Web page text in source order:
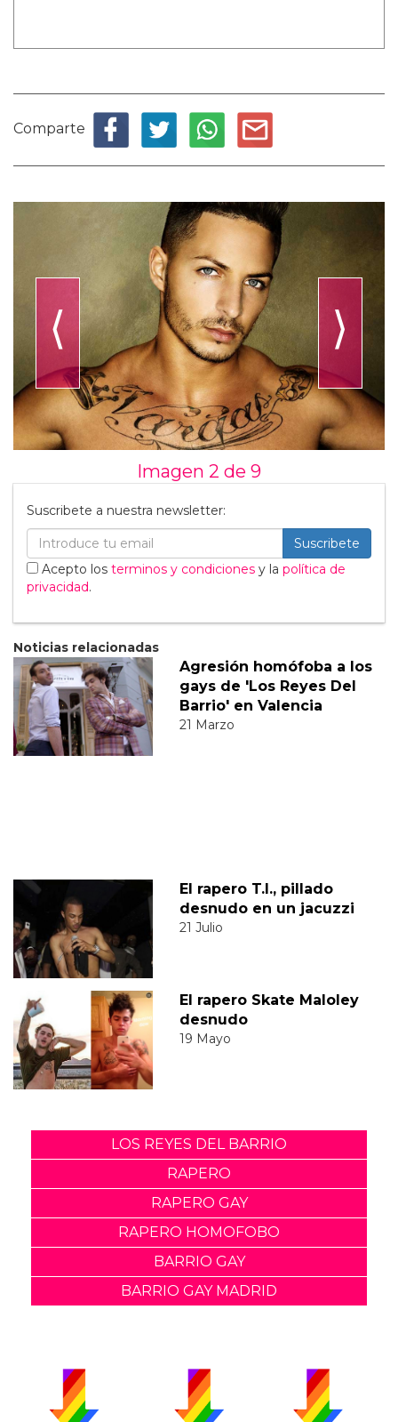
Comparte
⟨ ⟩
Imagen 2 de 9
Suscribete a nuestra newsletter:
Suscribete
Acepto los terminos y condiciones y la política de
privacidad.
Noticias relacionadas
Agresión homófoba a los
gays de 'Los Reyes Del
Barrio' en Valencia
21 Marzo
El rapero T.I., pillado
desnudo en un jacuzzi
21 Julio
El rapero Skate Maloley
desnudo
19 Mayo
LOS REYES DEL BARRIO
RAPERO
RAPERO GAY
RAPERO HOMOFOBO
BARRIO GAY
BARRIO GAY MADRID